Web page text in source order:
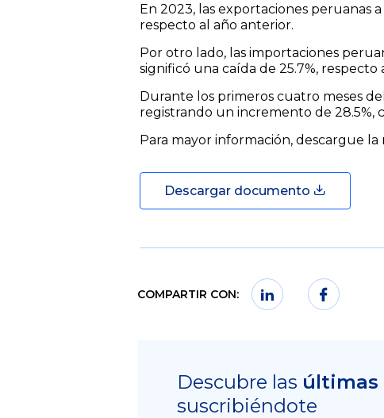
En 2023, las exportaciones peruanas
respecto al año anterior.
Por otro lado, las importaciones
significó una caída de 25.7%, respecto
Durante los primeros cuatro meses
registrando un incremento de 28.5%,
Para mayor información, descargue
Descargar documento
COMPARTIR CON:
Descubre las últimas
suscribiéndote